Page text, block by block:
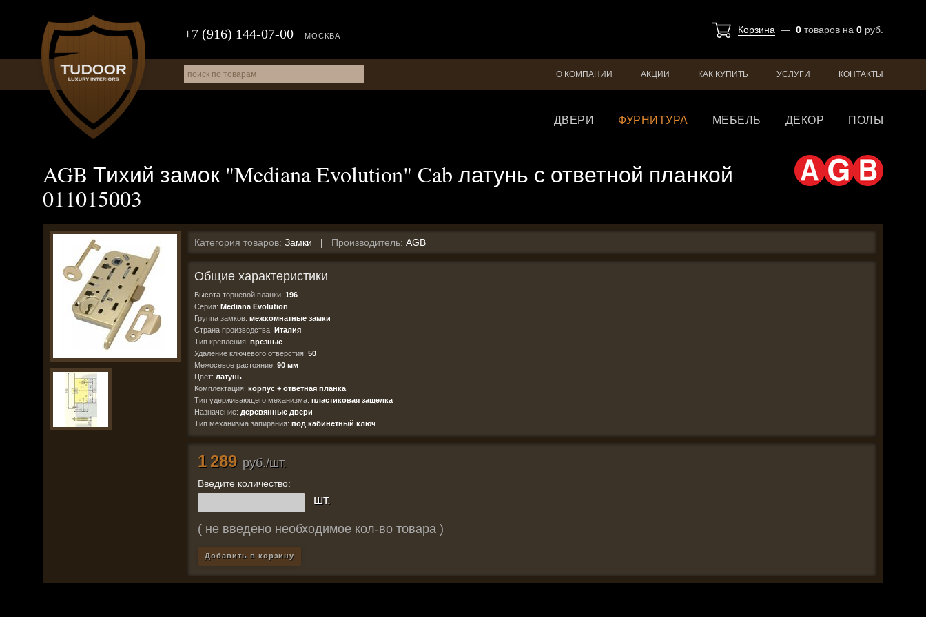
Корзина — 0 товаров на 0 руб.
+7 (916) 144-07-00 МОСКВА
О КОМПАНИИ АКЦИИ КАК КУПИТЬ УСЛУГИ КОНТАКТЫ
ДВЕРИ ФУРНИТУРА МЕБЕЛЬ ДЕКОР ПОЛЫ
AGB Тихий замок "Mediana Evolution" Cab латунь с ответной планкой
011015003
Категория товаров: Замки | Производитель: AGB
Общие характеристики
Высота торцевой планки: 196
Серия: Mediana Evolution
Группа замков: межкомнатные замки
Страна производства: Италия
Тип крепления: врезные
Удаление ключевого отверстия: 50
Межосевое растояние: 90 мм
Цвет: латунь
Комплектация: корпус + ответная планка
Тип удерживающего механизма: пластиковая защелка
Назначение: деревянные двери
Тип механизма запирания: под кабинетный ключ
1 289 руб./шт.
Введите количество:
шт.
( не введено необходимое кол-во товара )
Добавить в корзину